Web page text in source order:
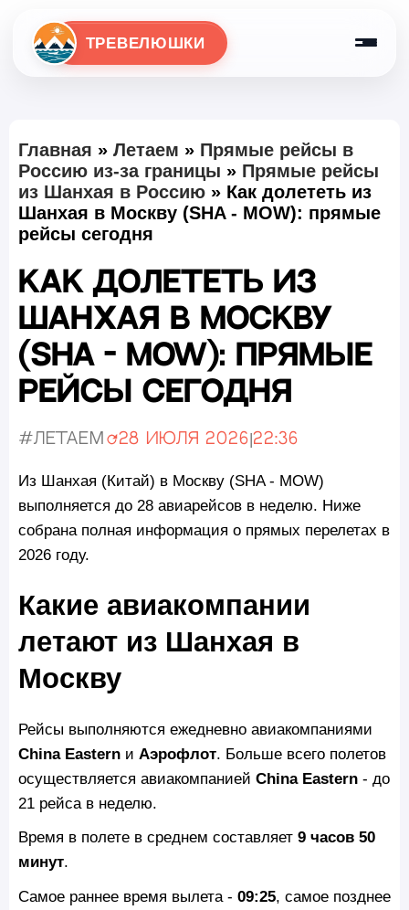
ТРЕВЕЛЮШКИ
Главная » Летаем » Прямые рейсы в
Россию из-за границы » Прямые рейсы
из Шанхая в Россию » Как долететь из
Шанхая в Москву (SHA - MOW): прямые
рейсы сегодня
Как долететь из
Шанхая в Москву
(SHA - MOW): прямые
рейсы сегодня
#Летаем Обновлено:
28 июля 2026 |22:36
Из Шанхая (Китай) в Москву (SHA - MOW)
выполняется до 28 авиарейсов в неделю. Ниже
собрана полная информация о прямых перелетах в
2026 году.
Какие авиакомпании
летают из Шанхая в
Москву
Рейсы выполняются ежедневно авиакомпаниями
China Eastern и Аэрофлот. Больше всего полетов
осуществляется авиакомпанией China Eastern - до
21 рейса в неделю.
Время в полете в среднем составляет 9 часов 50
минут.
Самое раннее время вылета - 09:25, самое позднее